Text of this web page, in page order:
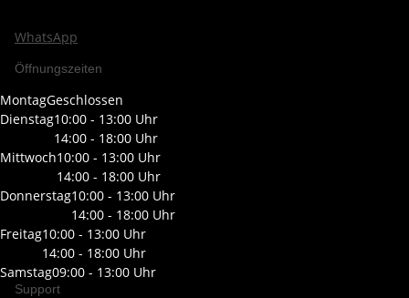
WhatsApp
Öffnungszeiten
MontagGeschlossen
Dienstag10:00 - 13:00 Uhr
14:00 - 18:00 Uhr
Mittwoch10:00 - 13:00 Uhr
14:00 - 18:00 Uhr
Donnerstag10:00 - 13:00 Uhr
14:00 - 18:00 Uhr
Freitag10:00 - 13:00 Uhr
14:00 - 18:00 Uhr
Samstag09:00 - 13:00 Uhr
Support